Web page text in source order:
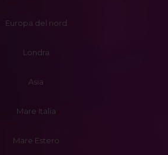
Europa del nord
Londra
Asia
Mare Italia
Mare Estero